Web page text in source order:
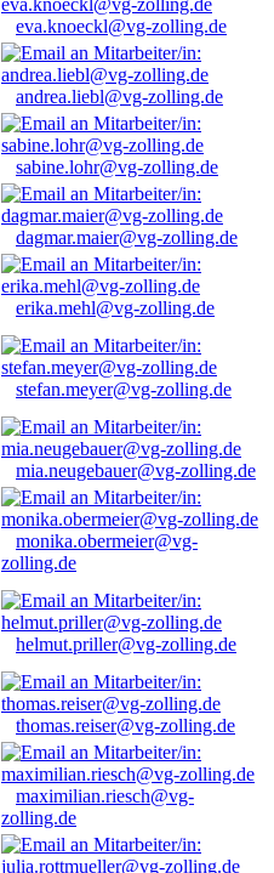
eva.knoeckl@vg-zolling.de
andrea.liebl@vg-zolling.de
sabine.lohr@vg-zolling.de
dagmar.maier@vg-zolling.de
erika.mehl@vg-zolling.de
stefan.meyer@vg-zolling.de
mia.neugebauer@vg-zolling.de
monika.obermeier@vg-
zolling.de
helmut.priller@vg-zolling.de
thomas.reiser@vg-zolling.de
maximilian.riesch@vg-
zolling.de